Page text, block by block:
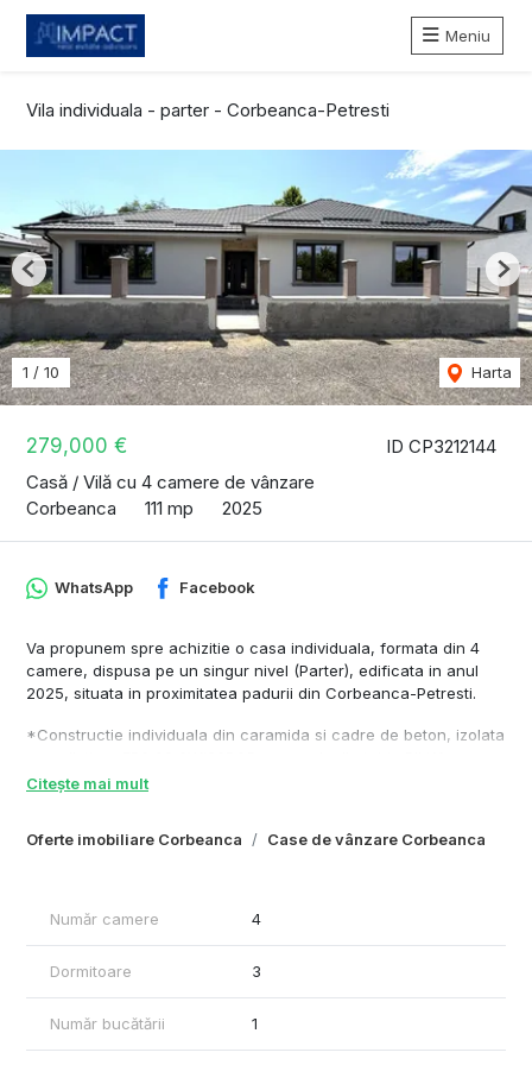
Meniu
Vila individuala - parter - Corbeanca-Petresti
ID CP3212144
279,000 €
Casă / Vilă cu 4 camere de vânzare
Corbeanca
111 mp 2025
1 / 10 Harta
Previous
Oferte imobiliare Corbeanca Case de vânzare Corbeanca
WhatsApp Facebook
Va propunem spre achizitie o casa individuala, formata din 4
camere, dispusa pe un singur nivel (Parter), edificata in anul
2025, situata in proximitatea padurii din Corbeanca-Petresti.
*Constructie individuala din caramida si cadre de beton, izolata
izolatie cu celuloza in pod si tamplarie tripan, 7 camere, 4
COMPARTIMENTARE
Bucatarie;
Living generos cu zona de dining si acces direct catre terasa;
Doua dormitoare secundare
Baie
Camera Tehnica
Citește mai mult
Număr camere 4
Dormitoare 3
Număr bucătării 1